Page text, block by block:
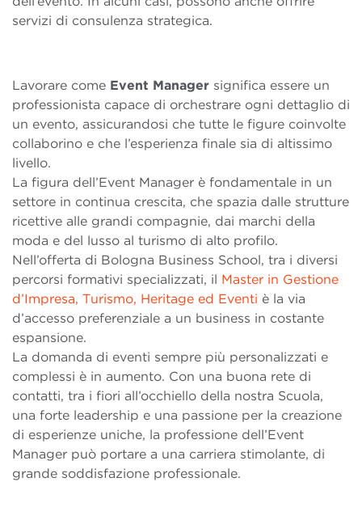
servizi di consulenza strategica.
Lavorare come Event Manager significa essere un
professionista capace di orchestrare ogni dettaglio di
un evento, assicurandosi che tutte le figure coinvolte
collaborino e che l’esperienza finale sia di altissimo
livello.
La figura dell’Event Manager è fondamentale in un
settore in continua crescita, che spazia dalle strutture
ricettive alle grandi compagnie, dai marchi della
moda e del lusso al turismo di alto profilo.
Nell’offerta di Bologna Business School, tra i diversi
percorsi formativi specializzati, il Master in Gestione
d’Impresa, Turismo, Heritage ed Eventi è la via
d’accesso preferenziale a un business in costante
espansione.
La domanda di eventi sempre più personalizzati e
complessi è in aumento. Con una buona rete di
contatti, tra i fiori all’occhiello della nostra Scuola,
una forte leadership e una passione per la creazione
di esperienze uniche, la professione dell’Event
Manager può portare a una carriera stimolante, di
grande soddisfazione professionale.